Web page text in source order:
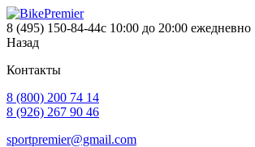
8 (495) 150-84-44с 10:00 до 20:00 ежедневно
Назад
Контакты
8 (800) 200 74 14
8 (926) 267 90 46
sportpremier@gmail.com